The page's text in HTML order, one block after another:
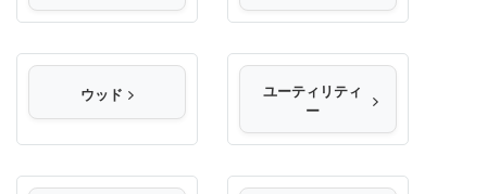
ウッド
ユーティリティ
ー